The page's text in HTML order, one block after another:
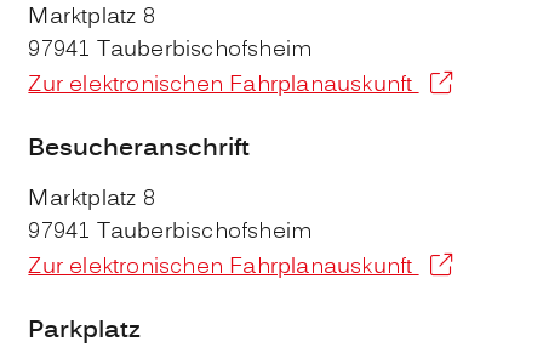
Marktplatz 8
97941 Tauberbischofsheim
Zur elektronischen Fahrplanauskunft
Besucheranschrift
Marktplatz 8
97941 Tauberbischofsheim
Zur elektronischen Fahrplanauskunft
Parkplatz